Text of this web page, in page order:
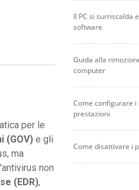
per le
(GOV) e gli
ma
non
(EDR),
Il PC si surriscalda
software
Guida alla
computer
Come configurare
prestazioni
Come disattivare i